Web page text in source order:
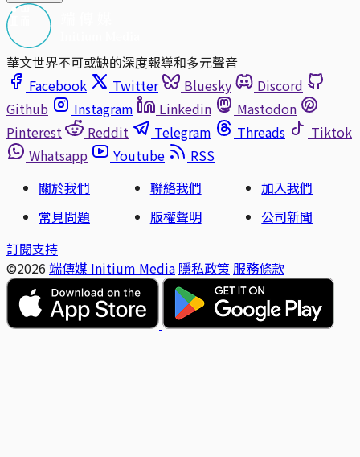
華文世界不可或缺的深度報導和多元聲音
Facebook
Twitter Bluesky
Discord
Github
Instagram Linkedin
Mastodon
Pinterest
Reddit Telegram Threads
Tiktok
Whatsapp
Youtube
RSS
關於我們
聯絡我們
加入我們
常見問題
版權聲明
公司新聞
訂閱支持
©2026 端傳媒 Initium Media 隱私政策 服務條款